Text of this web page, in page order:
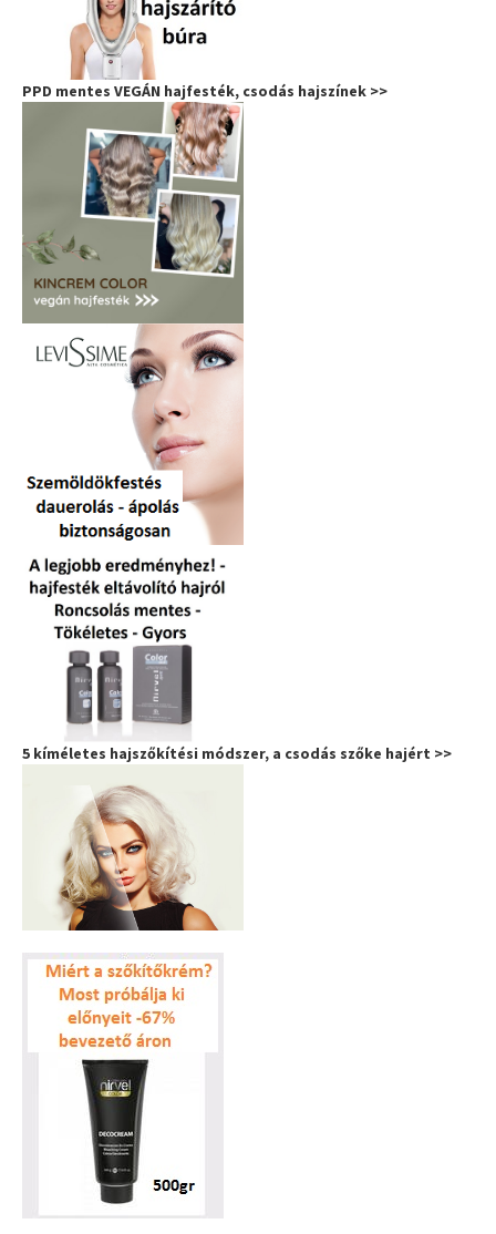
PPD mentes VEGÁN hajfesték, csodás hajszínek >>
5 kíméletes hajszőkítési módszer, a csodás szőke hajért >>